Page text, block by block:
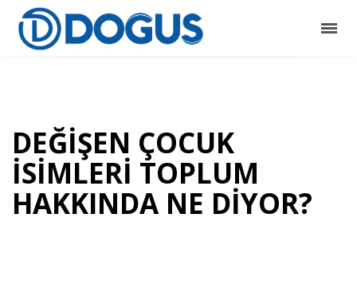
DEĞİŞEN ÇOCUK
İSİMLERİ TOPLUM
HAKKINDA NE DİYOR?